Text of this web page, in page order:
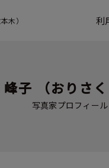
木） 利
ール子 （おりさく
写真家プロフィール